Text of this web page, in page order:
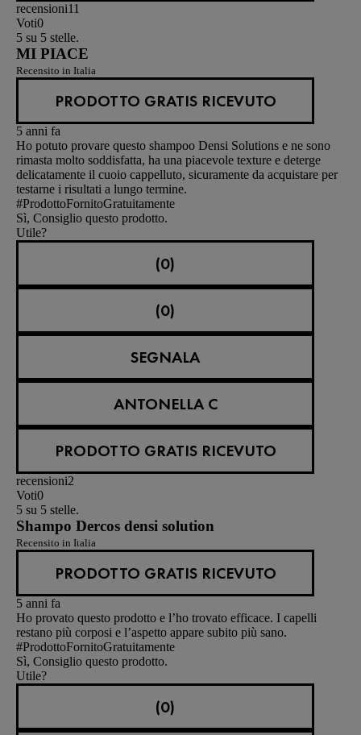
recensioni11
Voti0
5 su 5 stelle.
MI PIACE
Recensito in Italia
PRODOTTO GRATIS RICEVUTO
5 anni fa
Ho potuto provare questo shampoo Densi Solutions e ne sono
rimasta molto soddisfatta, ha una piacevole texture e deterge
delicatamente il cuoio cappelluto, sicuramente da acquistare per
testarne i risultati a lungo termine.
#ProdottoFornitoGratuitamente
Sì, Consiglio questo prodotto.
Utile?
(0)
(0)
SEGNALA
ANTONELLA C
PRODOTTO GRATIS RICEVUTO
recensioni2
Voti0
5 su 5 stelle.
Shampo Dercos densi solution
Recensito in Italia
PRODOTTO GRATIS RICEVUTO
5 anni fa
Ho provato questo prodotto e l’ho trovato efficace. I capelli
restano più corposi e l’aspetto appare subito più sano.
#ProdottoFornitoGratuitamente
Sì, Consiglio questo prodotto.
Utile?
(0)